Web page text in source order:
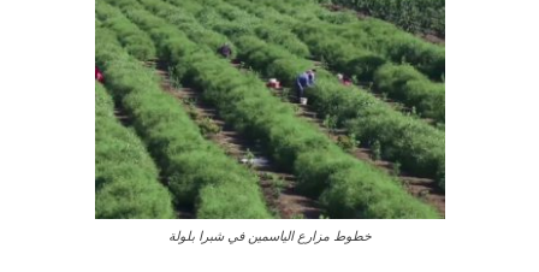
خطوط مزارع الياسمين في شبرا بلولة